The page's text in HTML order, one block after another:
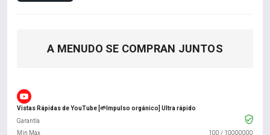
A MENUDO SE COMPRAN JUNTOS
Vistas Rápidas de YouTube [🌱Impulso orgánico] Ultra rápido
Garantía
Min Max
100 / 10000000